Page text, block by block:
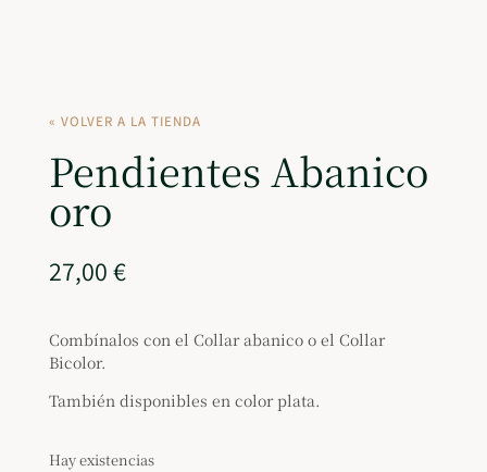
« VOLVER A LA TIENDA
Pendientes Abanico
oro
27,00€
Combínalos con el Collar abanico o el Collar
Bicolor.
También disponibles en color plata.
Hay existencias